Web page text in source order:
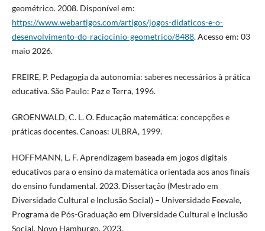
geométrico. 2008. Disponível em:
https://www.webartigos.com/artigos/jogos-didaticos-e-o-
desenvolvimento-do-raciocinio-geometrico/8488. Acesso em: 03
maio 2026.
FREIRE, P. Pedagogia da autonomia: saberes necessários à prática
educativa. São Paulo: Paz e Terra, 1996.
GROENWALD, C. L. O. Educação matemática: concepções e
práticas docentes. Canoas: ULBRA, 1999.
HOFFMANN, L. F. Aprendizagem baseada em jogos digitais
educativos para o ensino da matemática orientada aos anos finais
do ensino fundamental. 2023. Dissertação (Mestrado em
Diversidade Cultural e Inclusão Social) – Universidade Feevale,
Programa de Pós-Graduação em Diversidade Cultural e Inclusão
Social, Novo Hamburgo, 2023.